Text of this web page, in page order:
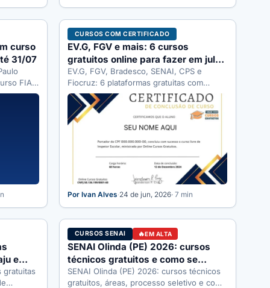
curso
31/07
FIAT:
CURSOS COM CERTIFICADO
EV.G, FGV e mais: 6 cursos
gratuitos online para fazer em julho
2026
EV.G, FGV, Bradesco, SENAI, CPS e
Fiocruz: 6 plataformas gratuitas com
certificado para aproveitar as férias de
julho…
Por Ivan Alves·24 de jun, 2026· 7 min
e
hoje
gratuitas
CURSOS SENAI EM ALTA
SENAI Olinda (PE) 2026: cursos
técnicos gratuitos e como se
inscrever
SENAI Olinda (PE) 2026: cursos técnicos
gratuitos, áreas, processo seletivo e como